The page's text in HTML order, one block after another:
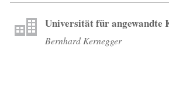
Universität für angewandte
Bernhard Kernegger